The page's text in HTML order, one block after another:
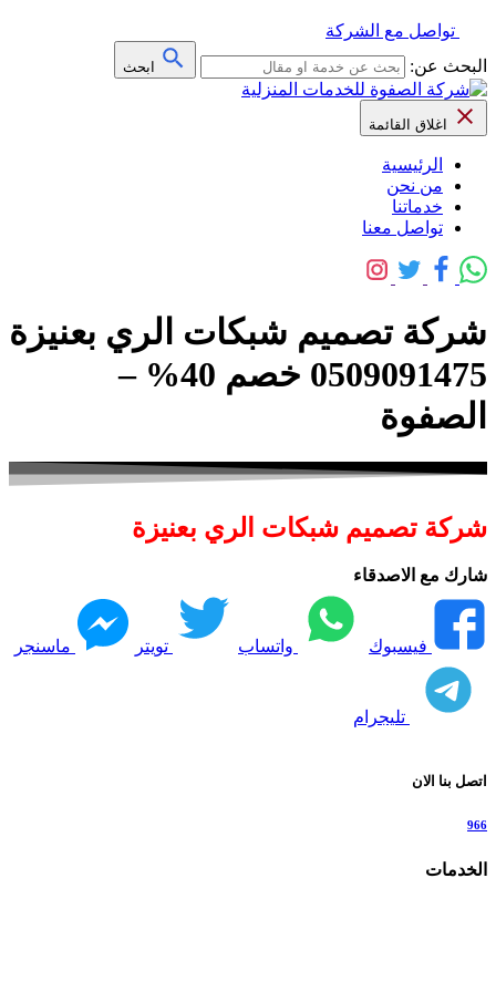
تواصل مع الشركة
البحث عن:
ابحث
اغلاق القائمة
الرئيسية
من نحن
خدماتنا
تواصل معنا
شركة تصميم شبكات الري بعنيزة
0509091475 خصم 40% –
الصفوة
شركة تصميم شبكات الري بعنيزة
شارك مع الاصدقاء
فيسبوك واتساب تويتر ماسنجر
تليجرام
اتصل بنا الان
966
الخدمات